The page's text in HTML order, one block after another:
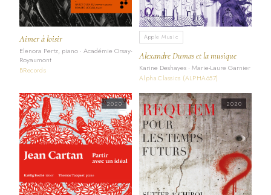
Aimer à loisir
Elenora Pertz, piano · Académie Orsay-
Royaumont
BRecords
Apple Music
Alexandre Dumas et la musique
Karine Deshayes · Marie-Laure Garnier
Alpha Classics (ALPHA657)
2020 2020